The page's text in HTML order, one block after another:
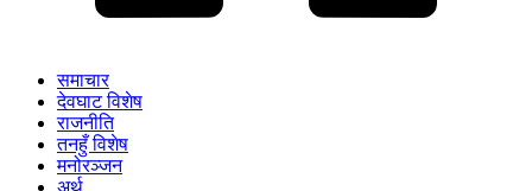
समाचार
देवघाट विशेष
राजनीति
तनहुँ विशेष
मनोरञ्जन
अर्थ